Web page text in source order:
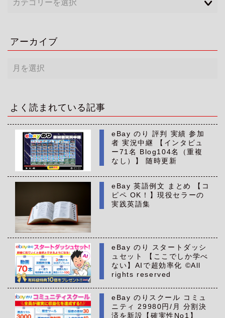
アーカイブ
ー
ブ
よく読まれている記事
eBay のり 評判 実績 参加
者 実況中継 【インタビュ
ー71名 Blog104名（重複
なし）】 随時更新
eBay 英語例文 まとめ 【コ
ピペ OK！】現役セラーの
実践英語集
eBay のり スタートダッシ
ュセット 【ここでしか学べ
ない】AIで超効率化 ©All
rights reserved
eBay のりスクール コミュ
ニティ 29980円/月 分割決
済を新設【確実性No1】